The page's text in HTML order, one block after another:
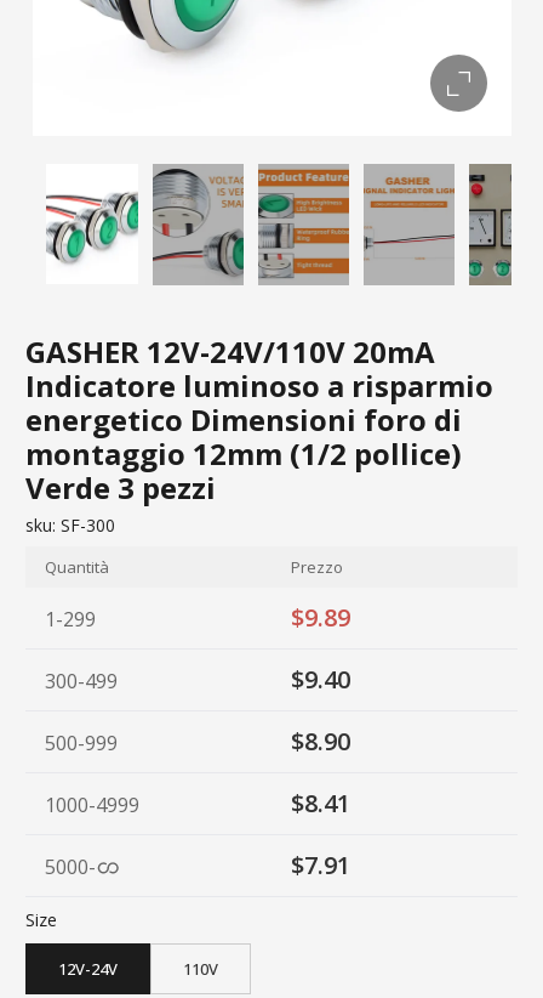
GASHER 12V-24V/110V 20mA
Indicatore luminoso a risparmio
energetico Dimensioni foro di
montaggio 12mm (1/2 pollice)
Verde 3 pezzi
sku: SF-300
Quantità Prezzo
1-299 $9.89
300-499 $9.40
500-999 $8.90
1000-4999 $8.41
5000- $7.91
Size
12V-24V 110V